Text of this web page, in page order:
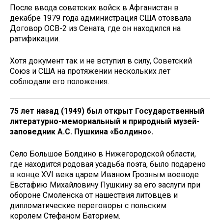
После ввода советских войск в Афганистан в
декабре 1979 года администрация США отозвала
Договор ОСВ-2 из Сената, где он находился на
ратификации.
Хотя документ так и не вступил в силу, Советский
Союз и США на протяжении нескольких лет
соблюдали его положения.
75 лет назад (1949) был открыт Государственный
литературно-мемориальный и природный музей-
заповедник А.С. Пушкина «Болдино».
Село Большое Болдино в Нижегородской области,
где находится родовая усадьба поэта, было подарено
в конце XVI века царем Иваном Грозным воеводе
Евстафию Михайловичу Пушкину за его заслуги при
обороне Смоленска от нашествия литовцев и
дипломатические переговоры с польским
королем Стефаном Баторием.